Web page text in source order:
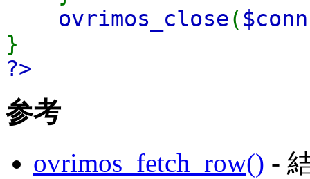
ovrimos_close( $conn
}
?>
参考
ovrimos_fetch_row() -